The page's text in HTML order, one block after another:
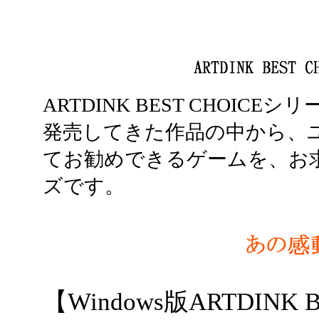
ARTDINK BEST CHOICEシ
発売してきた作品の中から、
てお勧めできるゲームを、
ズです。
【Windows版ARTDINK